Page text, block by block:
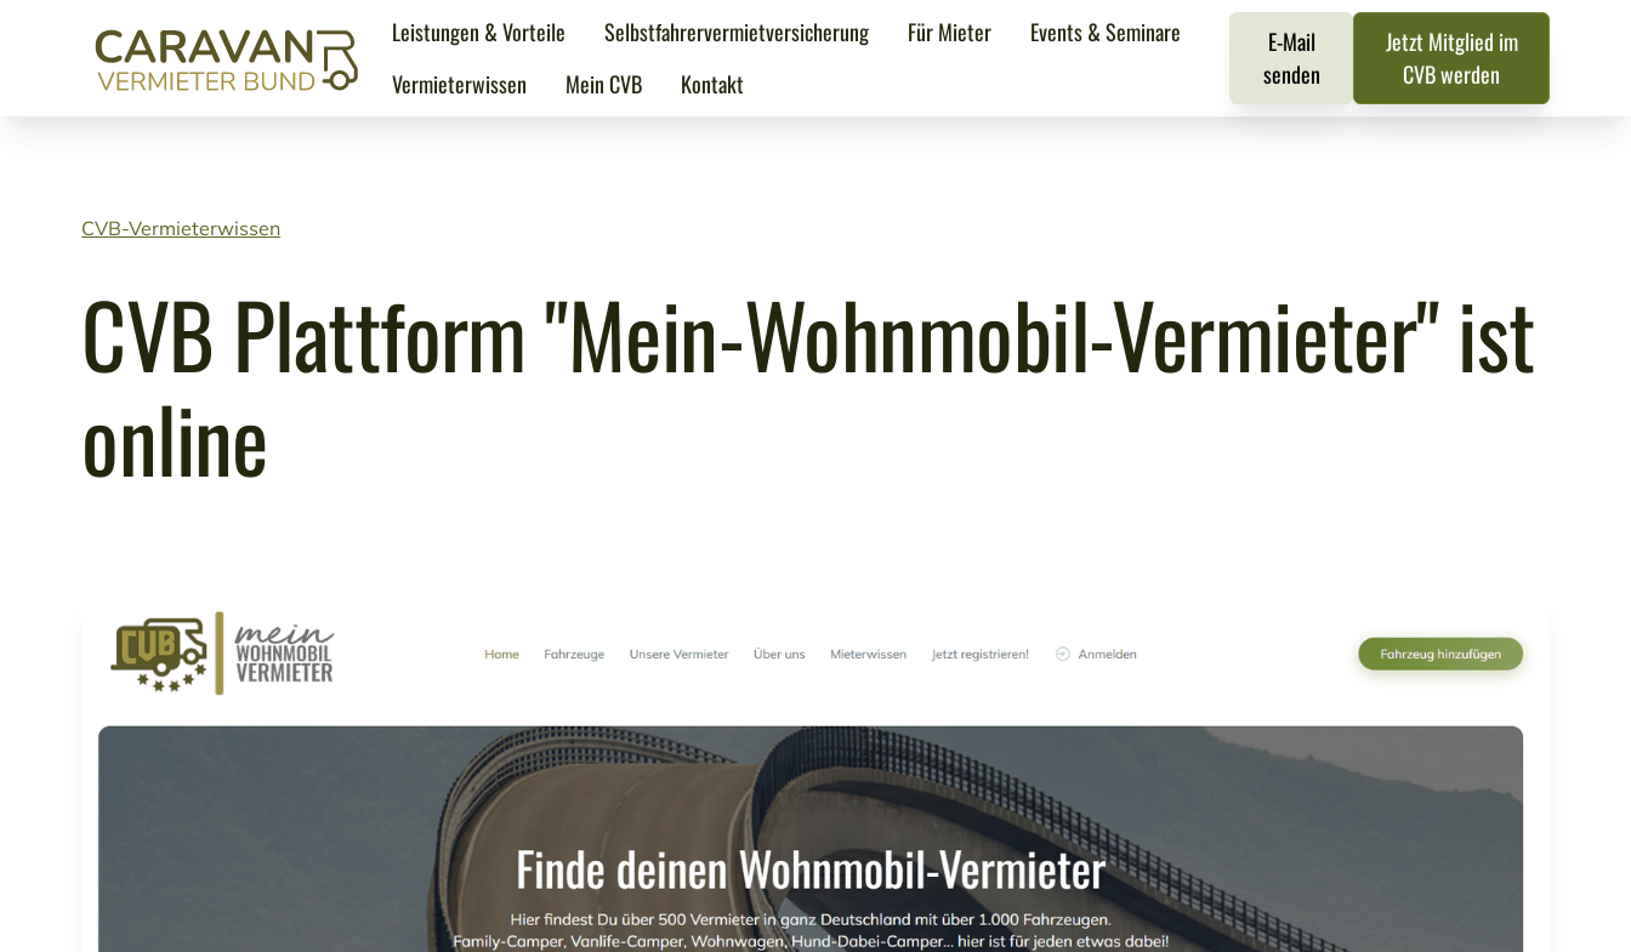
Leistungen & Vorteile Selbstfahrervermietversicherung Für Mieter
Events & Seminare
Vermieterwissen
Mein CVB Kontakt
E-Mail
senden
Jetzt Mitglied im
CVB werden
CVB-Vermieterwissen
CVB Plattform "Mein-Wohnmobil-Vermieter" ist
online